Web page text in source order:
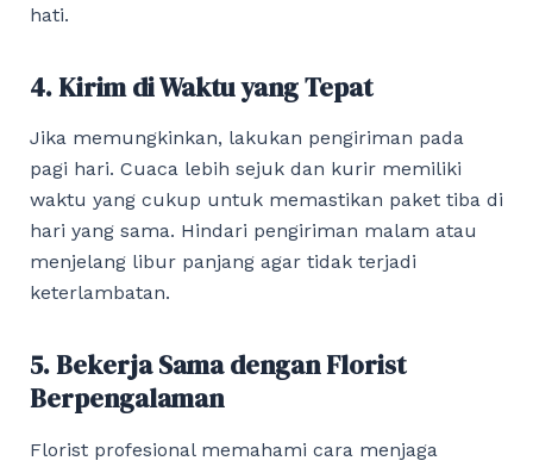
hati.
4. Kirim di Waktu yang Tepat
Jika memungkinkan, lakukan pengiriman pada
pagi hari. Cuaca lebih sejuk dan kurir memiliki
waktu yang cukup untuk memastikan paket tiba di
hari yang sama. Hindari pengiriman malam atau
menjelang libur panjang agar tidak terjadi
keterlambatan.
5. Bekerja Sama dengan Florist
Berpengalaman
Florist profesional memahami cara menjaga